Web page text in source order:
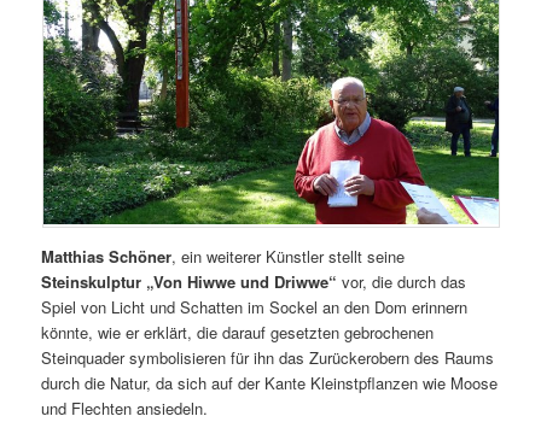
Matthias Schöner, ein weiterer Künstler stellt seine
Steinskulptur „Von Hiwwe und Driwwe“ vor, die durch das
Spiel von Licht und Schatten im Sockel an den Dom erinnern
könnte, wie er erklärt, die darauf gesetzten gebrochenen
Steinquader symbolisieren für ihn das Zurückerobern des Raums
durch die Natur, da sich auf der Kante Kleinstpflanzen wie Moose
und Flechten ansiedeln.